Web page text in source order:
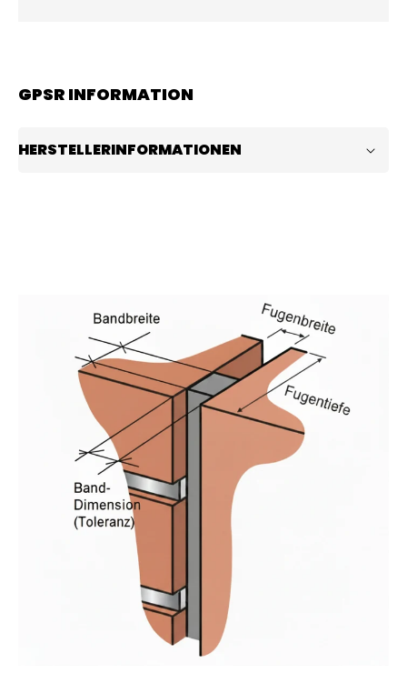
GPSR INFORMATION
HERSTELLERINFORMATIONEN